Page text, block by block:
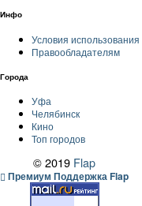
Инфо
Условия использования
Правообладателям
Города
Уфа
Челябинск
Кино
Топ городов
© 2019 Flap
Премиум Поддержка Flap